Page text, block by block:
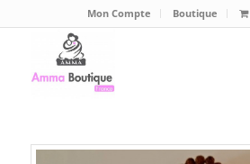
Mon Compte Boutique